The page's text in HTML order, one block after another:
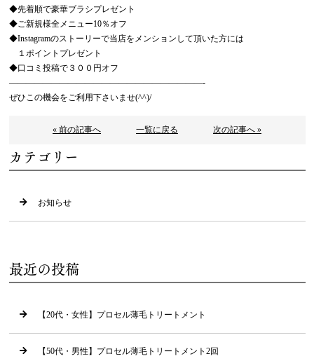
◆先着順で豪華ブラシプレゼント
◆ご新規様全メニュー10％オフ
◆Instagramのストーリーで当店をメンションして頂いた方には
１ポイントプレゼント
◆口コミ投稿で３００円オフ
———————————————————————-
ぜひこの機会をご利用下さいませ(^^)/
« 前の記事へ 一覧に戻る 次の記事へ »
カテゴリー
お知らせ
最近の投稿
【20代・女性】プロセル薄毛トリートメント
【50代・男性】プロセル薄毛トリートメント2回